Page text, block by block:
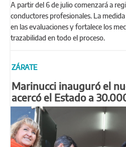
A partir del 6 de julio comenzará a regir el nuevo esquema para
conductores profesionales. La
en las evaluaciones y fortalece los
trazabilidad en todo el proceso.
ZÁRATE
Marinucci inauguró el
acercó el Estado a